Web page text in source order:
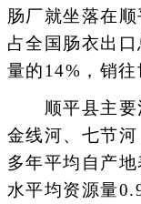
肠厂就坐落在
占全国肠衣出
量的14%，销往
顺平县主要河
金线河、七节
多年平均自产
水平均资源量